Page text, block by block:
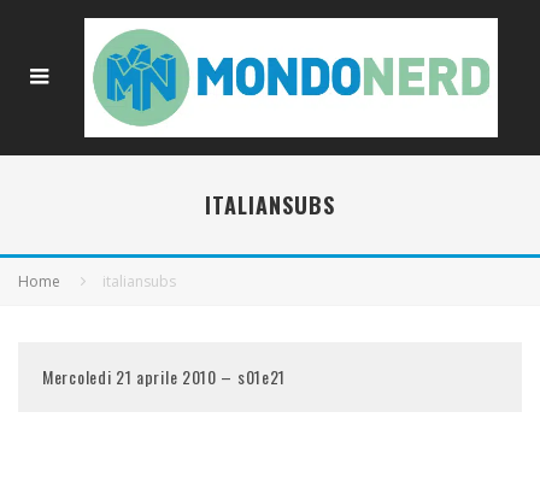
ITALIANSUBS
Home italiansubs
Mercoledi 21 aprile 2010 – s01e21